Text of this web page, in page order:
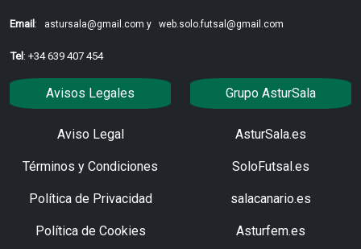
Email: astursala@gmail.com y web.solo.futsal@gmail.com
Tel: +34 639 407 454
Avisos Legales
Aviso Legal
Términos y Condiciones
Política de Privacidad
Política de Cookies
Grupo AsturSala
AsturSala.es
SoloFutsal.es
salacanario.es
Asturfem.es